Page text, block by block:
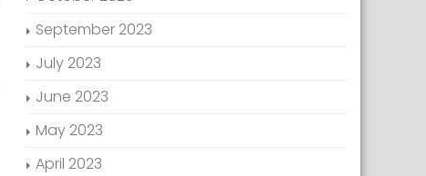
September 2023
July 2023
June 2023
May 2023
April 2023